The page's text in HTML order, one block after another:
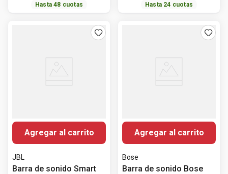
Hasta48 cuotas Hasta 24 cuotas
Agregar al carrito
JBL
Barra de sonido Smart
Agregar al carrito
Bose
Barra de sonido Bose